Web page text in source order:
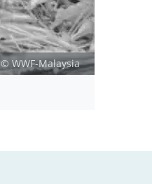
© WWF-Malaysia